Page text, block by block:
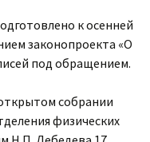
к осенней
законопроекта «О
под обращением.
собрании
физических